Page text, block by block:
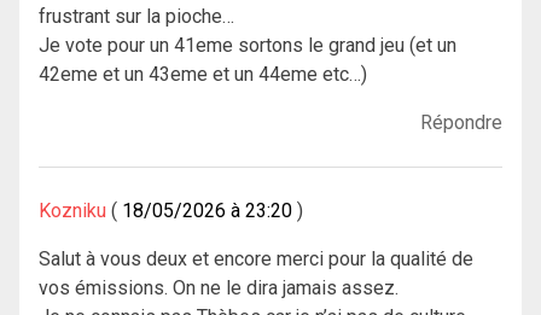
frustrant sur la pioche…
Je vote pour un 41eme sortons le grand jeu (et un
42eme et un 43eme et un 44eme etc…)
Répondre
Kozniku 18/05/2026 à 23:20
Salut à vous deux et encore merci pour la qualité de
vos émissions. On ne le dira jamais assez.